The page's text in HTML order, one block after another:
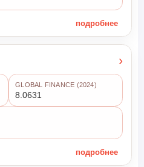
подробнее
›
GLOBAL FINANCE (2024)
8.0631
подробнее